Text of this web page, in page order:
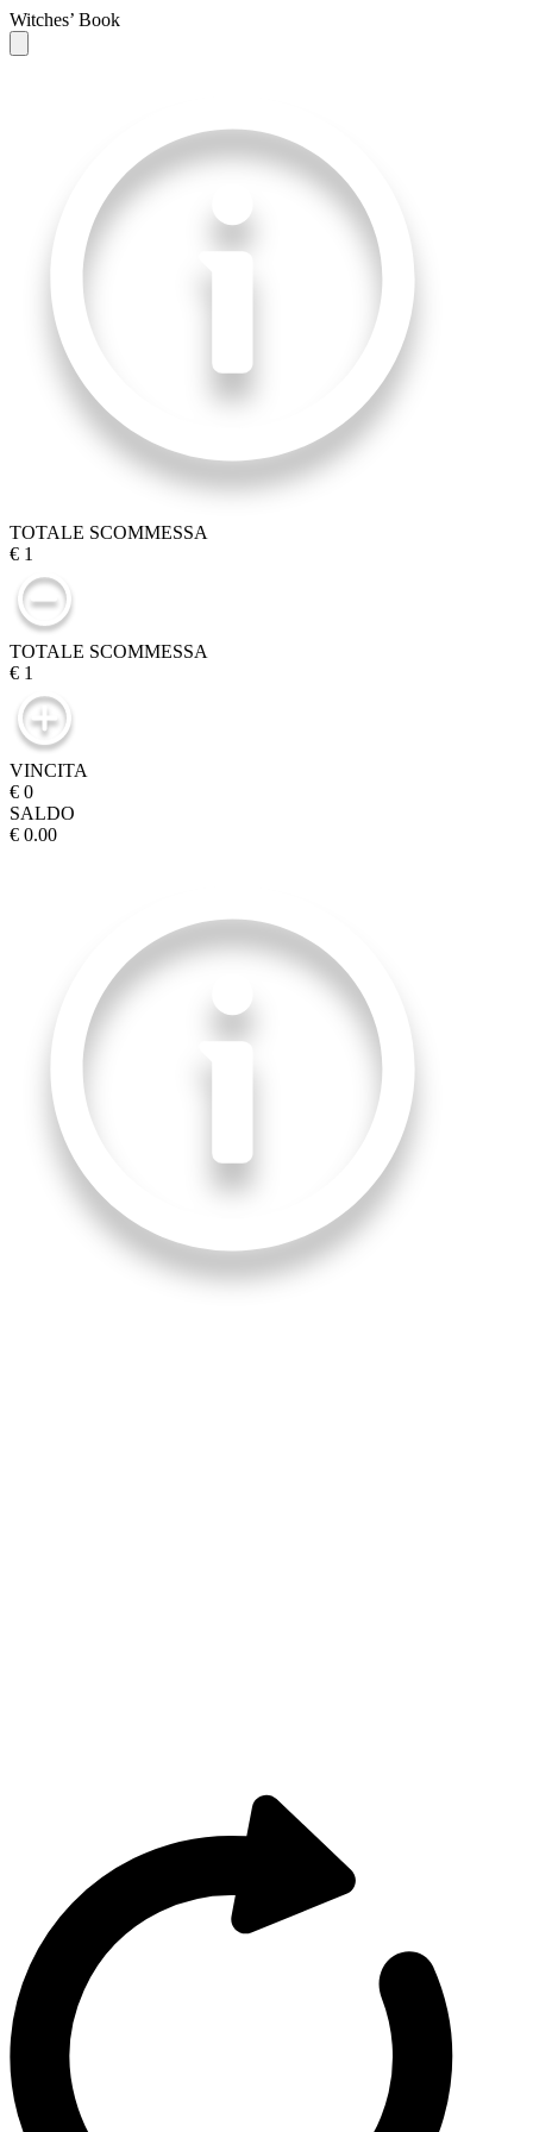
Witches’ Book
TOTALE SCOMMESSA
€ 1
TOTALE SCOMMESSA
€ 1
VINCITA
€ 0
SALDO
€ 0.00